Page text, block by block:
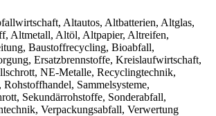
Altautos, Altbatterien, Altglas,
Altmetall, Altöl, Altpapier, Altreifen,
Baustoffrecycling, Bioabfall,
Ersatzbrennstoffe, Kreislaufwirtschaft,
NE-Metalle, Recyclingtechnik,
Sammelsysteme,
Sekundärrohstoffe, Sonderabfall,
Verpackungsabfall, Verwertung